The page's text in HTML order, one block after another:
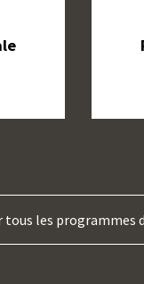
tous les programmes